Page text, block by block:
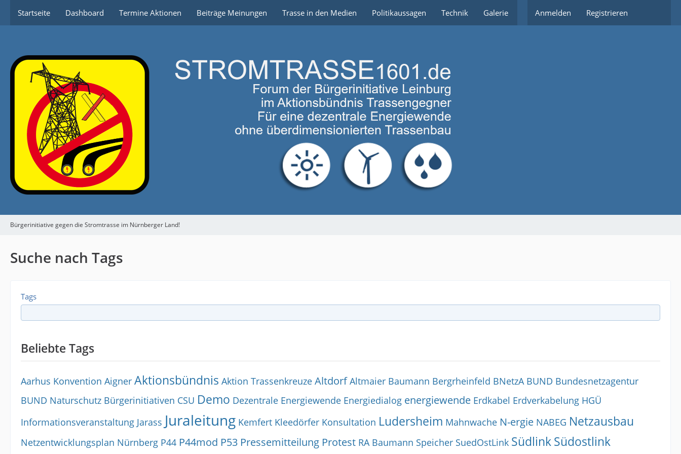
Startseite Dashboard Termine Aktionen Beiträge Meinungen Trasse in den Medien Politikaussagen Technik Galerie Partnerlinks
Anmelden Registrieren
Bürgerinitiative gegen die Stromtrasse im Nürnberger Land!
Suche nach Tags
Tags
Beliebte Tags
Aarhus Konvention Aigner Aktionsbündnis Aktion Trassenkreuze Altdorf Altmaier Baumann Bergrheinfeld BNetzA BUND Bundesnetzagentur
BUND Naturschutz Bürgerinitiativen CSU Demo Dezentrale Energiewende Energiedialog energiewende Erdkabel Erdverkabelung HGÜ
Informationsveranstaltung Jarass Juraleitung Kemfert Kleedörfer Konsultation Ludersheim Mahnwache N-ergie NABEG Netzausbau
Netzentwicklungsplan Nürnberg P44 P44mod P53 Pressemitteilung Protest RA Baumann Speicher SuedOstLink SüdlinkSüdostlink